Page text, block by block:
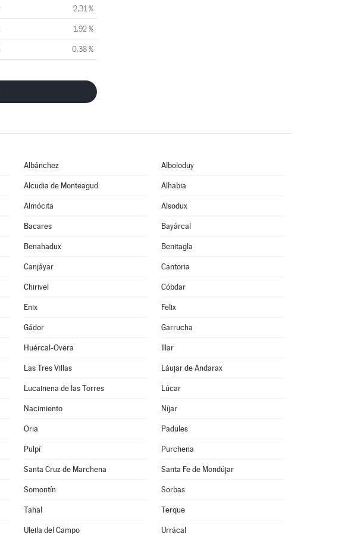
2,31 %
1,92 %
0,38 %
Albánchez Alboloduy
Alcudia de Monteagud Alhabia
Almócita Alsodux
Bacares Bayárcal
Benahadux Benitagla
Canjáyar Cantoria
Chirivel Cóbdar
Enix Felix
Gádor Garrucha
Huércal-Overa Illar
Las Tres Villas Láujar de Andarax
Lucainena de las Torres Lúcar
Nacimiento Níjar
Oria Padules
Pulpí Purchena
Santa Cruz de Marchena Santa Fe de Mondújar
Somontín Sorbas
Tahal Terque
Uleila del Campo Urrácal